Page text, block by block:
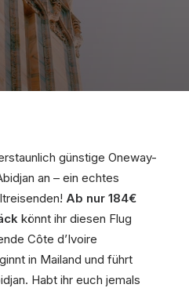
günstige Oneway-
an – ein echtes
Ab nur 184€
könnt ihr diesen Flug
Côte d’Ivoire
in Mailand und führt
Habt ihr euch jemals